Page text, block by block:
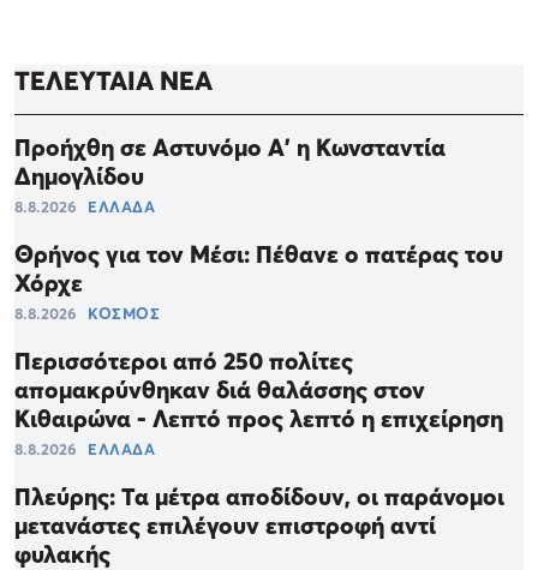
ΤΕΛΕΥΤΑΙΑ ΝΕΑ
Προήχθη σε Αστυνόμο Α' η Κωνσταντία
Δημογλίδου
8.8.2026 ΕΛΛΑΔΑ
Θρήνος για τον Μέσι: Πέθανε ο πατέρας του
Χόρχε
8.8.2026 ΚΟΣΜΟΣ
Περισσότεροι από 250 πολίτες
απομακρύνθηκαν διά θαλάσσης στον
Κιθαιρώνα - Λεπτό προς λεπτό η επιχείρηση
8.8.2026 ΕΛΛΑΔΑ
Πλεύρης: Τα μέτρα αποδίδουν, οι παράνομοι
μετανάστες επιλέγουν επιστροφή αντί
φυλακής